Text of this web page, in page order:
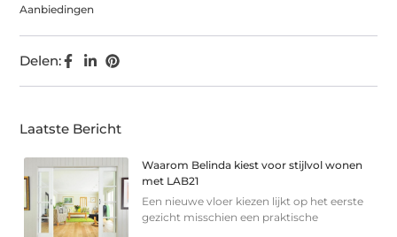
Aanbiedingen
Delen:
Laatste Bericht
Waarom Belinda kiest voor stijlvol wonen
met LAB21
Een nieuwe vloer kiezen lijkt op het eerste
gezicht misschien een praktische